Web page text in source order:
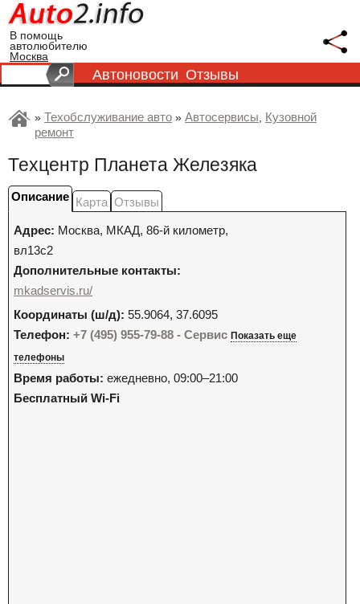
В помощь
автолюбителю
Москва
Автоновости Отзывы
» Техобслуживание авто » Автосервисы, Кузовной
ремонт
Техцентр Планета Железяка
Описание Карта Отзывы
Адрес: Москва, МКАД, 86-й километр,
вл13с2
Дополнительные контакты:
mkadservis.ru/
Координаты (ш/д): 55.9064, 37.6095
Телефон: +7 (495) 955-79-88 - Сервис Показать еще
телефоны
Время работы: ежедневно, 09:00–21:00
Бесплатный Wi-Fi